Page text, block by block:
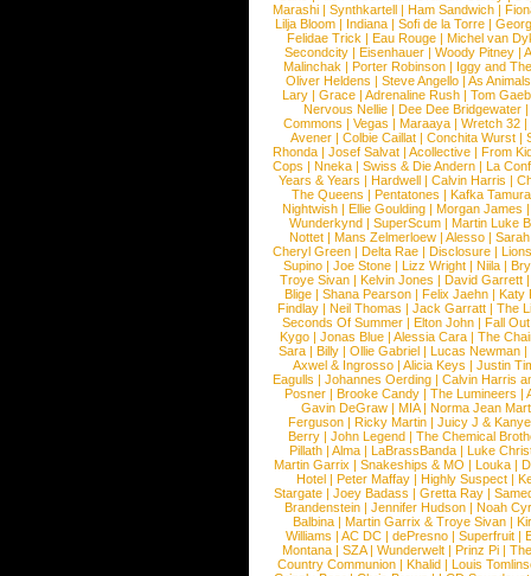
Marashi | Synthkartell | Ham Sandwich |
Lilja Bloom | Indiana | Sofi de la Torre |
Felidae Trick | Eau Rouge | Michel van
Secondcity |Eisenhauer |Woody Pitney |
Malinchak |Porter Robinson | Iggy and
Oliver Heldens |Steve Angello |As Animals
Lary | Grace | Adrenaline Rush | Tom
Nervous Nellie | Dee Dee Bridgewater |
Commons |Vegas |Maraaya |Wretch 32 |
Avener | Colbie Caillat | Conchita Wurst |
Rhonda | Josef Salvat | Acollective | From
Cops | Nneka | Swiss & Die Andern | La
Years & Years |Hardwell |Calvin Harris |
The Queens | Pentatones | Kafka Tamura
Nightwish |Ellie Goulding |Morgan James
Wunderkynd | SuperScum | Martin Luke
Nottet |Mans Zelmerloew |Alesso |
Cheryl Green |Delta Rae |Disclosure |
Supino |Joe Stone |Lizz Wright |Niila |
Troye Sivan | Kelvin Jones | David Garrett
Blige | Shana Pearson | Felix Jaehn | Katy
Findlay |Neil Thomas |Jack Garratt |The
Seconds Of Summer |Elton John |Fall
Kygo |Jonas Blue |Alessia Cara |The
Sara |Billy |Ollie Gabriel |Lucas Newman |
Axwel & Ingrosso | Alicia Keys | Justin
Eagulls |Johannes Oerding |Calvin Harris
Posner |Brooke Candy |The Lumineers |
Gavin DeGraw | MIA| Norma Jean
Ferguson | Ricky Martin | Juicy J &
Berry | John Legend | The Chemical
Pillath |Alma |LaBrassBanda |Luke
Martin Garrix | Snakeships & MO | Louka |
Hotel | Peter Maffay | Highly Suspect |
Stargate |Joey Badass |Gretta Ray |
Brandenstein |Jennifer Hudson |Noah
Balbina | Martin Garrix & Troye Sivan |
Williams |AC DC |dePresno |Superfruit |
Montana |SZA|Wunderwelt |Prinz Pi |
Country Communion | Khalid | Louis